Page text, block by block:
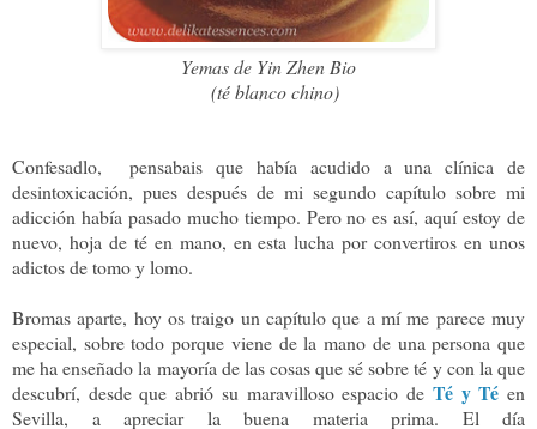
Yemas de Yin Zhen Bio
(té blanco chino)
Confesadlo, pensabais que había acudido a una clínica de
desintoxicación, pues después de mi segundo capítulo sobre mi
adicción había pasado mucho tiempo. Pero no es así, aquí estoy de
nuevo, hoja de té en mano, en esta lucha por convertiros en unos
adictos de tomo y lomo.
Bromas aparte, hoy os traigo un capítulo que a mí me parece muy
especial, sobre todo porque viene de la mano de una persona que
me ha enseñado la mayoría de las cosas que sé sobre té y con la que
descubrí, desde que abrió su maravilloso espacio de Té y Té en
Sevilla, a apreciar la buena materia prima. El día